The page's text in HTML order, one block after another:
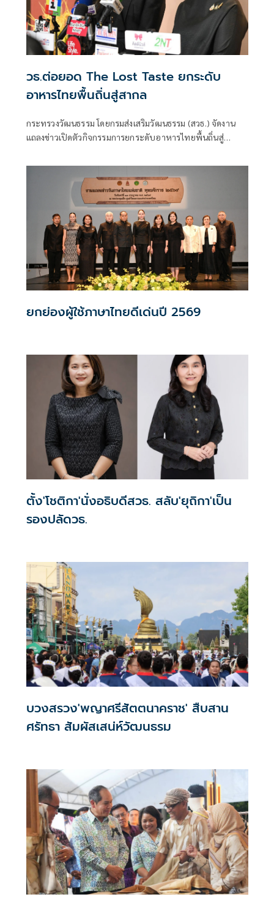
วธ.ต่อยอด The Lost Taste ยกระดับ
อาหารไทยพื้นถิ่นสู่สากล
กระทรวงวัฒนธรรม โดยกรมส่งเสริมวัฒนธรรม (สวธ.) จัดงาน
แถลงข่าวเปิดตัวกิจกรรมการยกระดับอาหารไทยพื้นถิ่นสู่
ตราสัญลักษณ์ “Thailand Best Local Food” (TBLF) ภายใต้
แนวคิด “The Lost Taste : The Living Heritage”
ยกย่องผู้ใช้ภาษาไทยดีเด่นปี 2569
ตั้ง'โชติกา'นั่งอธิบดีสวธ. สลับ'ยุถิกา'เป็น
รองปลัดวธ.
บวงสรวง'พญาศรีสัตตนาคราช' สืบสาน
ศรัทธา สัมผัสเสน่ห์วัฒนธรม